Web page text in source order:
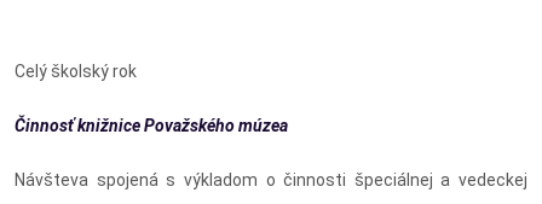
Celý školský rok
Činnosť knižnice Považského múzea
Návšteva spojená s výkladom o činnosti špeciálnej a vedeckej